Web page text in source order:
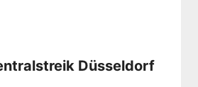
Düsseldorf